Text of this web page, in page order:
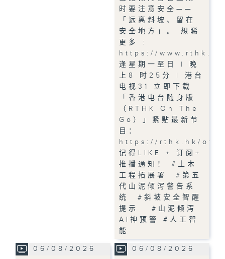
时要注意安全——
「远离斜坡、留在
安全地方」。 想睇
更多 :
https://
逢星期一至日 | 晚
上8 时25分 | 港台
电视31 立即下载
「香港电台随身版
（RTHK On The
Go）」紧贴最新节
目：
https://rthk.hk/otg
记得LIKE + 订阅+
推播通知！ #土木
工程拓展署 #第五
代山泥倾泻警告系
统 #斜坡安全智醒
提示 #山泥倾泻
AI神预警 #人工智
能
06/08/2026 06/08/2026